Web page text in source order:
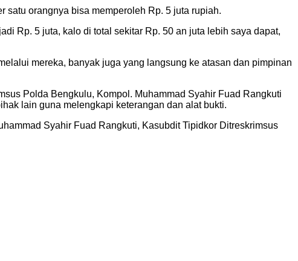
satu orangnya bisa memperoleh Rp. 5 juta rupiah.
Rp. 5 juta, kalo di total sekitar Rp. 50 an juta lebih saya dapat,
mereka, banyak juga yang langsung ke atasan dan pimpinan
Polda Bengkulu, Kompol. Muhammad Syahir Fuad Rangkuti
lain guna melengkapi keterangan dan alat bukti.
Syahir Fuad Rangkuti, Kasubdit Tipidkor Ditreskrimsus